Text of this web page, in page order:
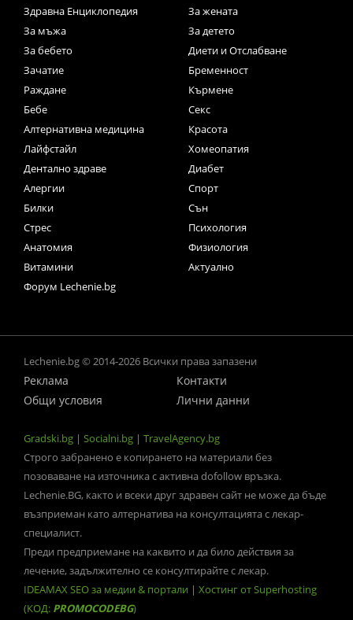
Здравна Енциклопедия
За жената
За мъжа
За детето
За бебето
Диети и Отслабване
Зачатие
Бременност
Раждане
Кърмене
Бебе
Секс
Алтернативна медицина
Красота
Лайфстайл
Хомеопатия
Дентално здраве
Диабет
Алергии
Спорт
Билки
Сън
Стрес
Психология
Анатомия
Физиология
Витамини
Актуално
Форум Lechenie.bg
Lechenie.bg © 2014-2026 Всички права запазени
Реклама
Контакти
Общи условия
Лични данни
Gradski.bg | Socialni.bg | TravelAgency.bg
Строго забранено е копирането на материали без
позоваване на източника с активна dofollow връзка.
Lechenie.BG, както и всеки друг здравен сайт не може да бъде
възприеман като алтернатива на консултацията с лекар-
специалист.
Преди предприемане на каквито и да било действия за
лечение, задължително се консултирайте с лекар.
IDEAMAX SEO за медии & портали | Хостинг от Superhosting
(КОД: PROMOCODEBG)